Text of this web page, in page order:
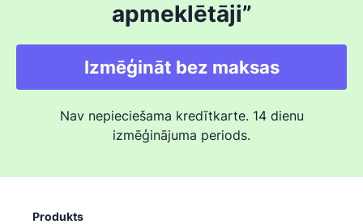
platformās, un tās ietvaros tiek uzrunāti pavedieni, kas
palīdzētu jums noteikt katra uzņēmuma ieinteresētību
un atklāt karstākos pavedienus.
apmeklētāji”
Izmēģināt bez maksas
Nav nepieciešama kredītkarte. 14 dienu
izmēģinājuma periods.
Produkts